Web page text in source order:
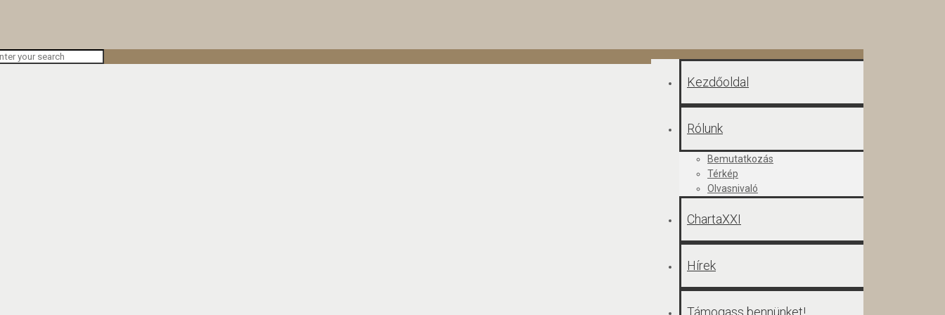
Kezdőoldal
Rólunk
Bemutatkozás
Térkép
Olvasnivaló
ChartaXXI
Hírek
Támogass bennünket!